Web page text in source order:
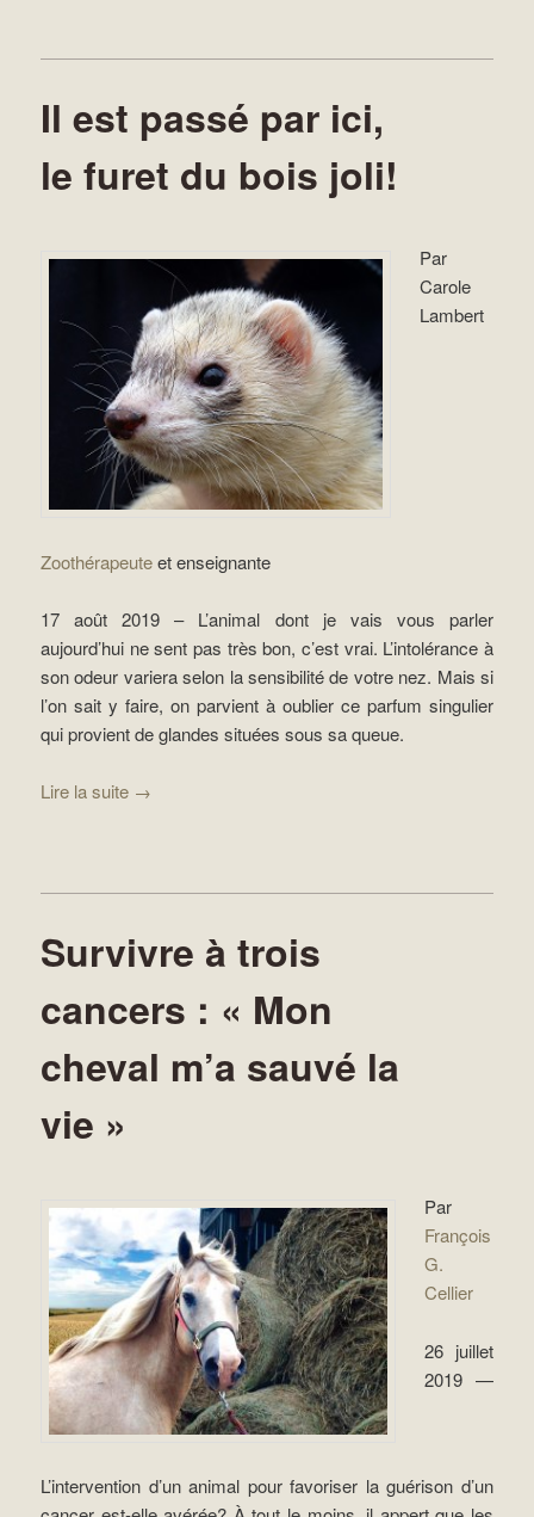
Il est passé par ici,
le furet du bois joli!
Par
Carole
Lambert
Zoothérapeuteet enseignante
17 août 2019 – L’animal dont je vais vous parler
aujourd’hui ne sent pas très bon, c’est vrai. L’intolérance à
son odeur variera selon la sensibilité de votre nez. Mais si
l’on sait y faire, on parvient à oublier ce parfum singulier
qui provient de glandes situées sous sa queue.
Lire la suite →
Survivre à trois
cancers : « Mon
cheval m’a sauvé la
vie »
Par
François
G.
Cellier
26 juillet
2019 —
L’intervention d’un animal pour favoriser la guérison d’un